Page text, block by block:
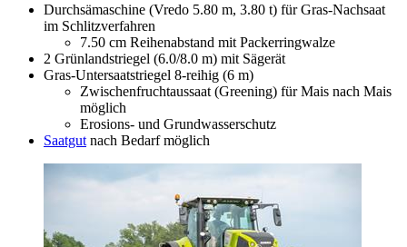
Durchsämaschine (Vredo 5.80 m, 3.80 t) für Gras-Nachsaat
im Schlitzverfahren
7.50 cm Reihenabstand mit Packerringwalze
2 Grünlandstriegel (6.0/8.0 m) mit Sägerät
Gras-Untersaatstriegel 8-reihig (6 m)
Zwischenfruchtaussaat (Greening) für Mais nach Mais
möglich
Erosions- und Grundwasserschutz
Saatgut nach Bedarf möglich